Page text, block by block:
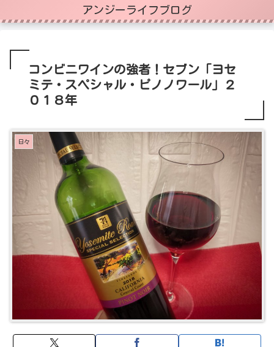
アンジーライフブログ
コンビニワインの強者！セブン「ヨセ
ミテ・スペシャル・ピノノワール」２
０１８年
日々